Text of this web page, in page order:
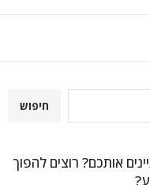
חיפוש
אותכם? רוצים להפוך